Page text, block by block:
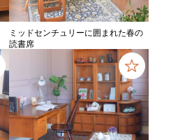
ミッドセンチュリーに囲まれた春の
読書席